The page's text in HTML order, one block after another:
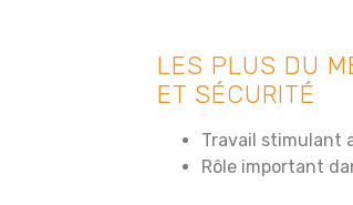
LES PLUS DU
ET SÉCURITÉ
Travail stimulant
Rôle important